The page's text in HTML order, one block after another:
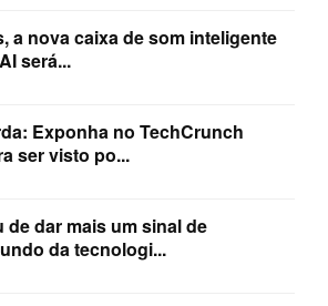
a nova caixa de som inteligente
será...
Exponha no TechCrunch
ser visto po...
de dar mais um sinal de
da tecnologi...